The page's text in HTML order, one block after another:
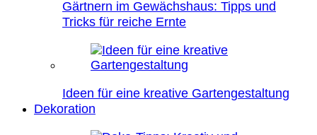
Gärtnern im Gewächshaus: Tipps und
Tricks für reiche Ernte
Ideen für eine kreative Gartengestaltung
Dekoration